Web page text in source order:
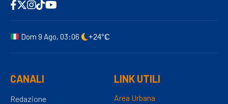
Dom 9 Ago, 03:06 +24°C
CANALI
Redazione
LINK UTILI
Area Urbana